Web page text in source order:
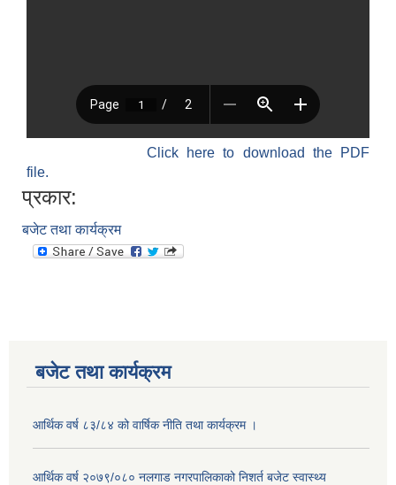
Click here to download the PDF
file.
प्रकार:
बजेट तथा कार्यक्रम
बजेट तथा कार्यक्रम
आर्थिक वर्ष ८३/८४ को वार्षिक नीति तथा कार्यक्रम ।
आर्थिक वर्ष २०७९/०८० नलगाड नगरपालिकाको निशर्त बजेट स्वास्थ्य